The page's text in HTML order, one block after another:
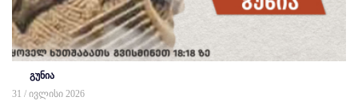
გუნია
31 / ივლისი 2026